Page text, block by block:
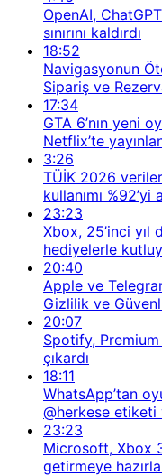
OpenAI,
sınırını kaldırdı
18:52
Navigasyonun
Sipariş ve
17:34
GTA 6’nın yeni
Netflix’te
3:26
TÜİK 2026
kullanımı %92’yi
23:23
Xbox, 25’inci yıl
hediyelerle
20:40
Apple ve
Gizlilik ve
20:07
Spotify, Premium
çıkardı
18:11
WhatsApp’tan
@herkese etiketi
23:23
Microsoft, Xbox
getirmeye